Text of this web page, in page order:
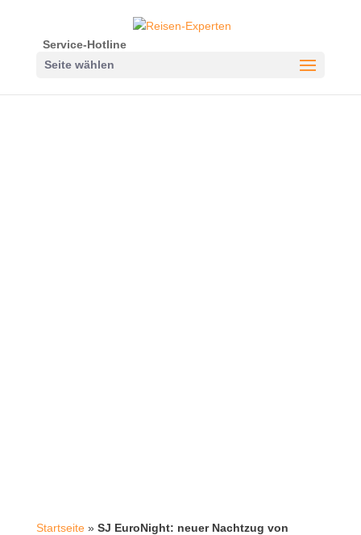
Service-Hotline
Seite wählen
Startseite» SJ EuroNight: neuer Nachtzug von